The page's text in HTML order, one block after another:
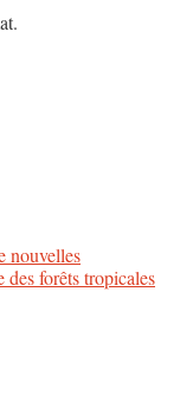
nouvelles
forêts tropicales